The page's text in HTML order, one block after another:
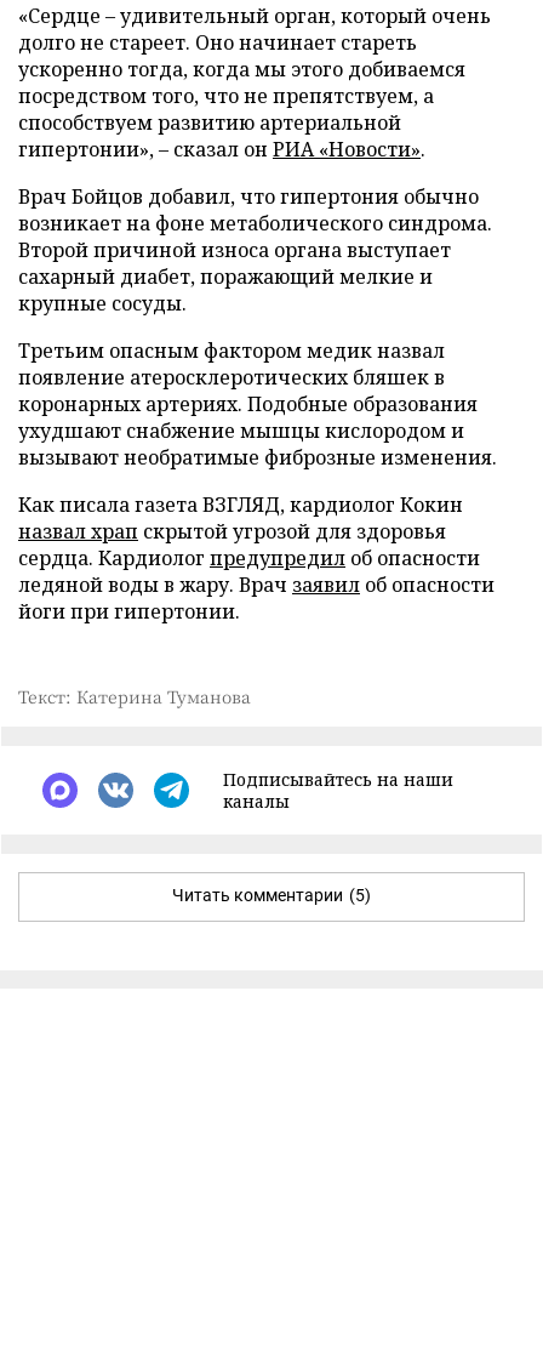
«Сердце – удивительный орган, который очень
долго не стареет. Оно начинает стареть
ускоренно тогда, когда мы этого добиваемся
посредством того, что не препятствуем, а
способствуем развитию артериальной
гипертонии», – сказал он РИА «Новости».
Врач Бойцов добавил, что гипертония обычно
возникает на фоне метаболического синдрома.
Второй причиной износа органа выступает
сахарный диабет, поражающий мелкие и
крупные сосуды.
Третьим опасным фактором медик назвал
появление атеросклеротических бляшек в
коронарных артериях. Подобные образования
ухудшают снабжение мышцы кислородом и
вызывают необратимые фиброзные изменения.
Как писала газета ВЗГЛЯД, кардиолог Кокин
назвал храп скрытой угрозой для здоровья
сердца. Кардиолог предупредил об опасности
ледяной воды в жару. Врач заявил об опасности
йоги при гипертонии.
Текст: Катерина Туманова
Подписывайтесь на наши
каналы
Читать комментарии (5)